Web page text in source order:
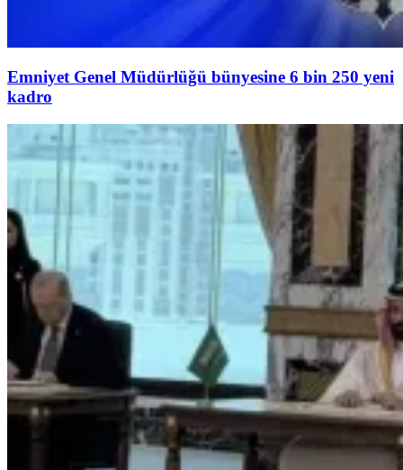
Emniyet Genel Müdürlüğü bünyesine 6 bin 250 yeni
kadro